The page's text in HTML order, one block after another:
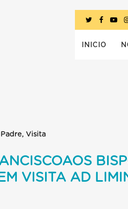
INICIO
Visita
VISITA AD